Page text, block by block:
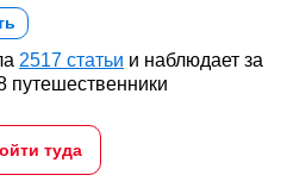
2517 статьи и наблюдает за
путешественники
туда